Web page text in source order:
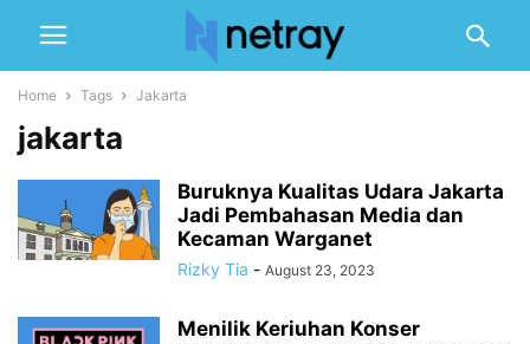
Home Tags Jakarta
jakarta
Buruknya Kualitas Udara Jakarta
Jadi Pembahasan Media dan
Kecaman Warganet
Rizky Tia - August 23, 2023
Menilik Keriuhan Konser